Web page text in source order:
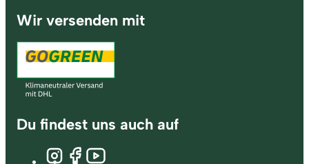
Wir versenden mit
Du findest uns auch auf